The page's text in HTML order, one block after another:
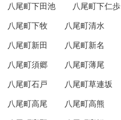
八尾町下田池
八尾町下仁歩
八尾町下牧
八尾町清水
八尾町新田
八尾町新名
八尾町須郷
八尾町薄尾
八尾町石戸
八尾町草連坂
八尾町高尾
八尾町高熊